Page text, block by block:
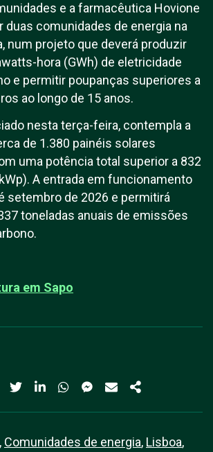
e a farmacêutica Hovione
duas comunidades de energia na
num projeto que deverá produzir
hora (GWh) de eletricidade
e permitir poupanças superiores a
ao longo de 15 anos.
nesta terça-feira, contempla a
de 1.380 painéis solares
uma potência total superior a 832
A entrada em funcionamento
setembro de 2026 e permitirá
toneladas anuais de emissões
em Sapo
, Comunidades de energia, Lisboa,